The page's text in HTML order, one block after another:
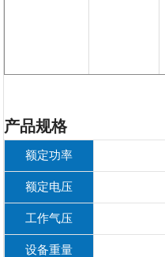
产品规格
额定功率
额定电压
工作气压
设备重量